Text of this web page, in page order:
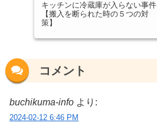
キッチンに冷蔵庫が入らない事件
【搬入を断られた時の５つの対
策】
コメント
buchikuma-info より:
2024-02-12 6:46 PM